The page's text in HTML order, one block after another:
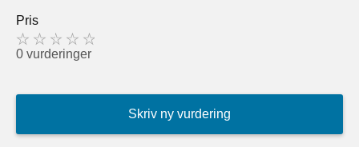
Pris
0 vurderinger
Skriv ny vurdering